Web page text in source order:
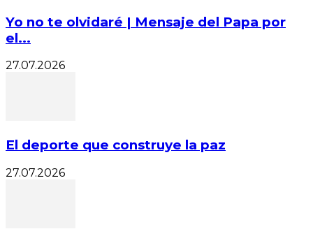
Yo no te olvidaré | Mensaje del Papa por
el...
27.07.2026
El deporte que construye la paz
27.07.2026